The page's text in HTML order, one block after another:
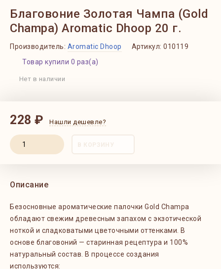
Благовоние Золотая Чампа (Gold
Champa) Aromatic Dhoop 20 г.
Производитель: Aromatic Dhoop Артикул: 010119
Товар купили 0 раз(а)
Нет в наличии
228 ₽ Нашли дешевле?
В КОРЗИНУ
Описание
Безосновные ароматические палочки Gold Champa
обладают свежим древесным запахом с экзотической
ноткой и сладковатыми цветочными оттенками. В
основе благовоний — старинная рецептура и 100%
натуральный состав. В процессе создания
используются: